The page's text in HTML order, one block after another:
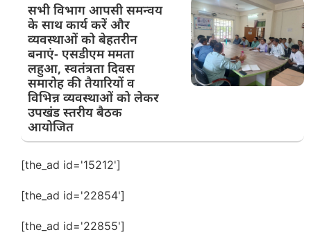
सभी विभाग आपसी समन्वय
के साथ कार्य करें और
व्यवस्थाओं को बेहतरीन
बनाएं- एसडीएम ममता
लहुआ, स्वतंत्रता दिवस
समारोह की तैयारियों व
विभिन्न व्यवस्थाओं को लेकर
उपखंड स्तरीय बैठक
आयोजित
[the_ad id='15212']
[the_ad id='22854']
[the_ad id='22855']